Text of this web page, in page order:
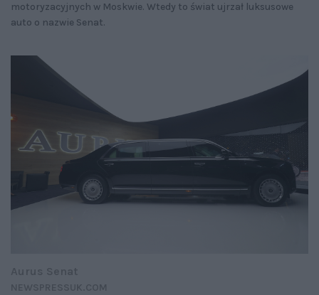
motoryzacyjnych w Moskwie. Wtedy to świat ujrzał luksusowe
auto o nazwie Senat.